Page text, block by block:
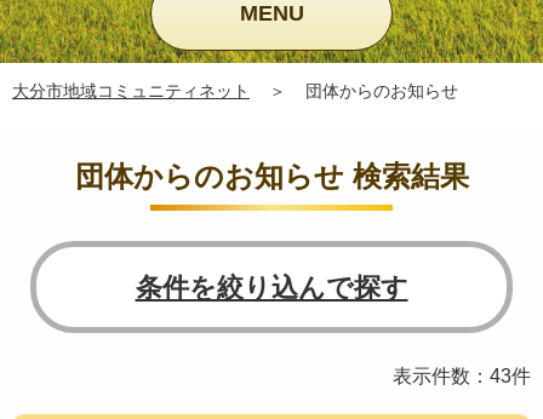
MENU
大分市地域コミュニティネット ＞ 団体からのお知らせ
団体からのお知らせ 検索結果
条件を絞り込んで探す
表示件数：43件